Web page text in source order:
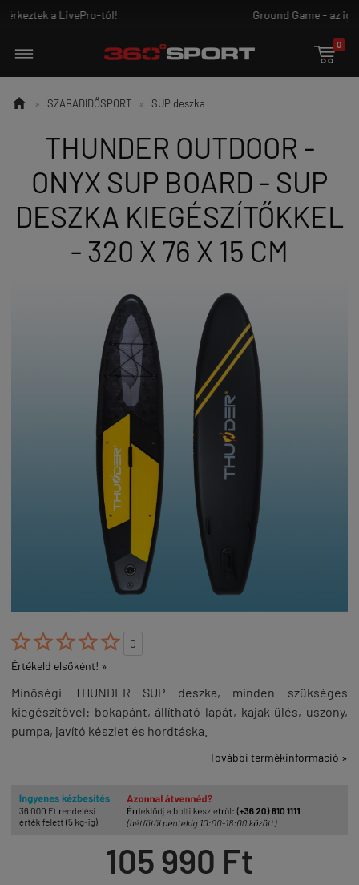
Ground Game - az igazi harcosoknak!

0
 » SZABADIDŐSPORT » SUP deszka
THUNDER OUTDOOR -
ONYX SUP BOARD - SUP
DESZKA KIEGÉSZÍTŐKKEL
- 320 X 76 X 15 CM

0
Értékeld elsőként! »
Minőségi THUNDER SUP deszka, minden szükséges
kiegészítővel: bokapánt, állítható lapát, kajak ülés, uszony,
pumpa, javító készlet és hordtáska.
További termékinformáció »
105 990 Ft